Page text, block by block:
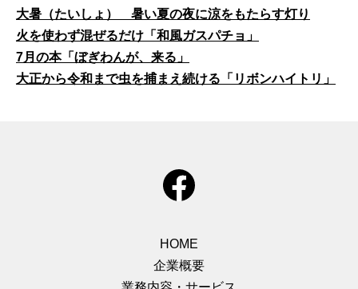
大暑（たいしょ） 暑い夏の夜に涼をもたらす灯り
火を使わず混ぜるだけ「和風ガスパチョ」
7月の本「ぼぎわんが、来る」
大正から令和まで虫を捕まえ続ける「リボンハイトリ」
HOME
企業概要